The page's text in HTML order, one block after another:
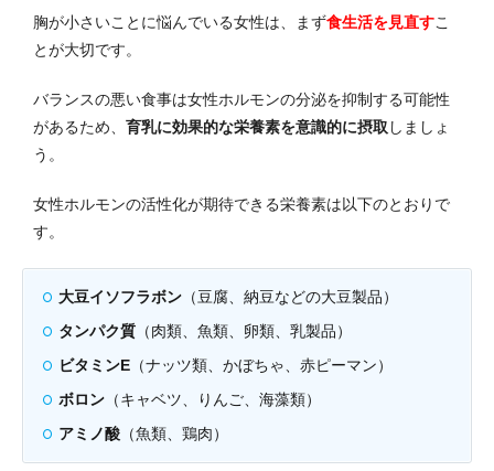
胸が小さいことに悩んでいる女性は、まず食生活を見直すこ
とが大切です。
バランスの悪い食事は女性ホルモンの分泌を抑制する可能性
があるため、 育乳に効果的な栄養素を意識的に摂取 しましょ
う。
女性ホルモンの活性化が期待できる栄養素は以下のとおりで
す。
大豆イソフラボン （豆腐、納豆などの大豆製品）
タンパク質 （肉類、魚類、卵類、乳製品）
ビタミンE （ナッツ類、かぼちゃ、赤ピーマン）
ボロン （キャベツ、りんご、海藻類）
アミノ酸 （魚類、鶏肉）